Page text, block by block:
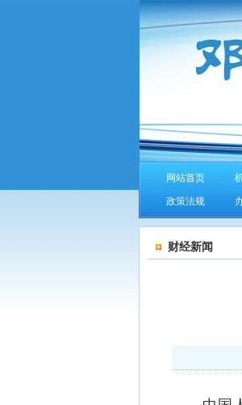
网站首页
政策法规
财经新闻